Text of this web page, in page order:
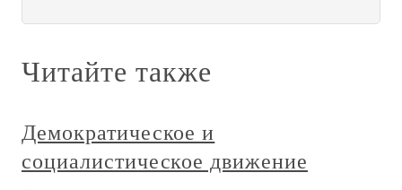
Читайте также
Демократическое и
социалистическое движение